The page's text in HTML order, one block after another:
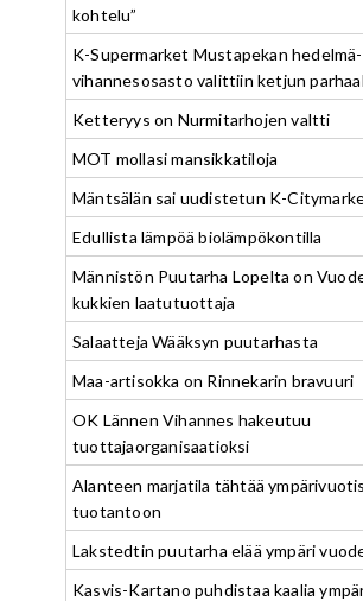
kohtelu”
K-Supermarket Mustapekan hedelmä-
vihannesosasto valittiin ketjun
Ketteryys on Nurmitarhojen valtti
MOT mollasi mansikkatiloja
Mäntsälän sai uudistetun K-
Edullista lämpöä biolämpökontilla
Männistön Puutarha Lopelta on
kukkien laatutuottaja
Salaatteja Wääksyn puutarhasta
Maa-artisokka on Rinnekarin bravuuri
OK Lännen Vihannes hakeutuu
tuottajaorganisaatioksi
Alanteen marjatila tähtää
tuotantoon
Lakstedtin puutarha elää ympäri
Kasvis-Kartano puhdistaa kaalia